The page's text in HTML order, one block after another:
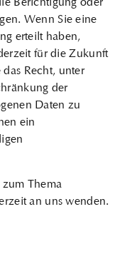
Berichtigung oder
Wenn Sie eine
erteilt haben,
für die Zukunft
Recht, unter
der
Daten zu
ein
Thema
an uns wenden.